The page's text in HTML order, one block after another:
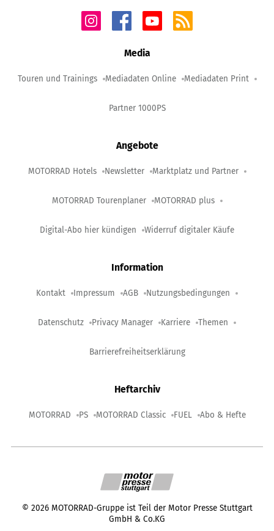
Media
Touren und Trainings Mediadaten Online Mediadaten Print
Partner 1000PS
Angebote
MOTORRAD Hotels Newsletter Marktplatz und Partner
MOTORRAD Tourenplaner MOTORRAD plus
Digital-Abo hier kündigen Widerruf digitaler Käufe
Information
Kontakt Impressum AGB Nutzungsbedingungen
Datenschutz Privacy Manager Karriere Themen
Barrierefreiheitserklärung
Heftarchiv
MOTORRAD PS MOTORRAD Classic FUEL Abo & Hefte
© 2026 MOTORRAD-Gruppe ist Teil der Motor Presse Stuttgart
GmbH & Co.KG